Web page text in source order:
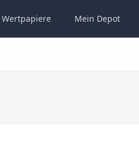
Wertpapiere Mein Depot